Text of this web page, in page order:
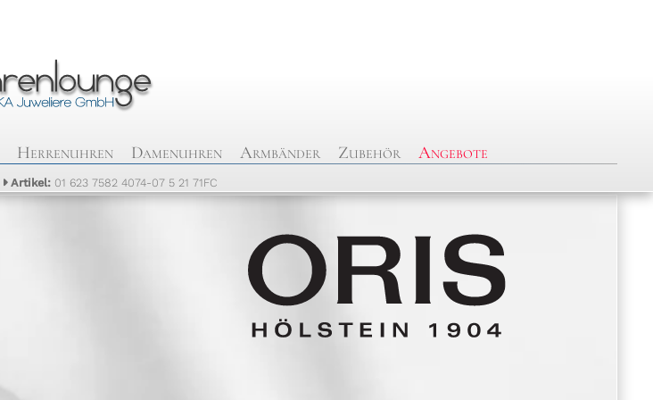
Herrenuhren Damenuhren Armbänder Zubehör Angebote
Artikel: 01 623 7582 4074-07 5 21 71FC